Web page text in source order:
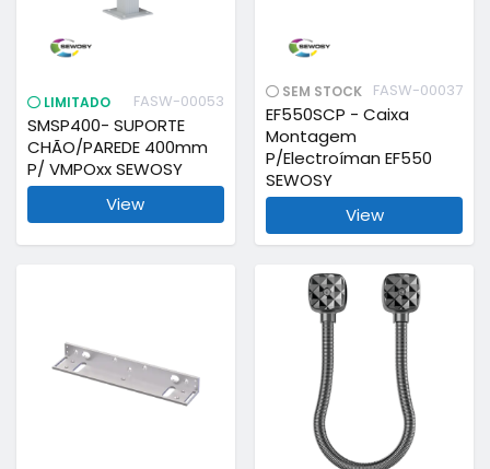
LIMITADO FASW-00053
SMSP400- SUPORTE
CHÃO/PAREDE 400mm
P/ VMPOxx SEWOSY
View
SEM STOCK FASW-00037
EF550SCP - Caixa
Montagem
P/Electroíman EF550
SEWOSY
View